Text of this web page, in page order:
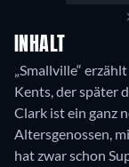
INHALT
„Smallville“
Kents, der später
Clark ist ein ganz
Altersgenossen,
hat zwar schon